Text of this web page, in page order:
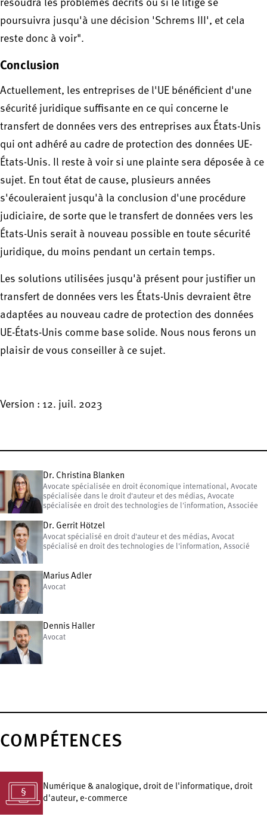
résoudra les problèmes décrits ou si le litige se
poursuivra jusqu'à une décision 'Schrems III', et cela
reste donc à voir".
Conclusion
Actuellement, les entreprises de l'UE bénéficient d'une
sécurité juridique suffisante en ce qui concerne le
transfert de données vers des entreprises aux États-Unis
qui ont adhéré au cadre de protection des données UE-
États-Unis. Il reste à voir si une plainte sera déposée à ce
sujet. En tout état de cause, plusieurs années
s'écouleraient jusqu'à la conclusion d'une procédure
judiciaire, de sorte que le transfert de données vers les
États-Unis serait à nouveau possible en toute sécurité
juridique, du moins pendant un certain temps.
Les solutions utilisées jusqu'à présent pour justifier un
transfert de données vers les États-Unis devraient être
adaptées au nouveau cadre de protection des données
UE-États-Unis comme base solide. Nous nous ferons un
plaisir de vous conseiller à ce sujet.
Version : 12. juil. 2023
Dr. Christina Blanken
Avocate spécialisée en droit économique international, Avocate
spécialisée dans le droit d'auteur et des médias, Avocate
spécialisée en droit des technologies de l'information, Associée
Dr. Gerrit Hötzel
Avocat spécialisé en droit d'auteur et des médias, Avocat
spécialisé en droit des technologies de l'information, Associé
Marius Adler
Avocat
Dennis Haller
Avocat
COMPÉTENCES
Numérique & analogique, droit de l'informatique, droit
d'auteur, e-commerce